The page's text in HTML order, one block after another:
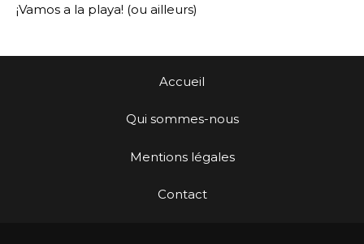
¡Vamos a la playa! (ou ailleurs)
Accueil
Qui sommes-nous
Mentions légales
Contact